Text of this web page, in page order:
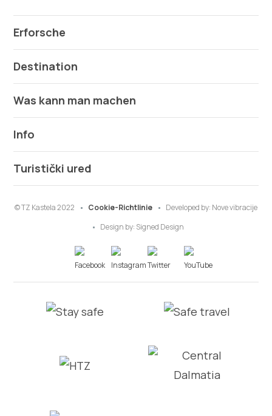
Erforsche
Destination
Was kann man machen
Info
Turistički ured
© TZ Kastela 2022 Cookie-Richtlinie Developed by: Nove vibracije
Design by: Signed Design